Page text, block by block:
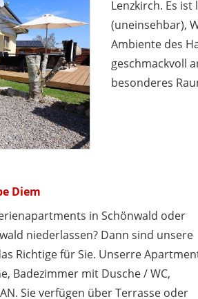
Lenzkirch. Es
(uneinsehbar),
Ambiente des
geschmackvoll
besonderes
Diem
in Schönwald oder
niederlassen? Dann sind unsere
Richtige für Sie. Unserre
Badezimmer mit Dusche / WC,
Sie verfügen über Terrasse oder